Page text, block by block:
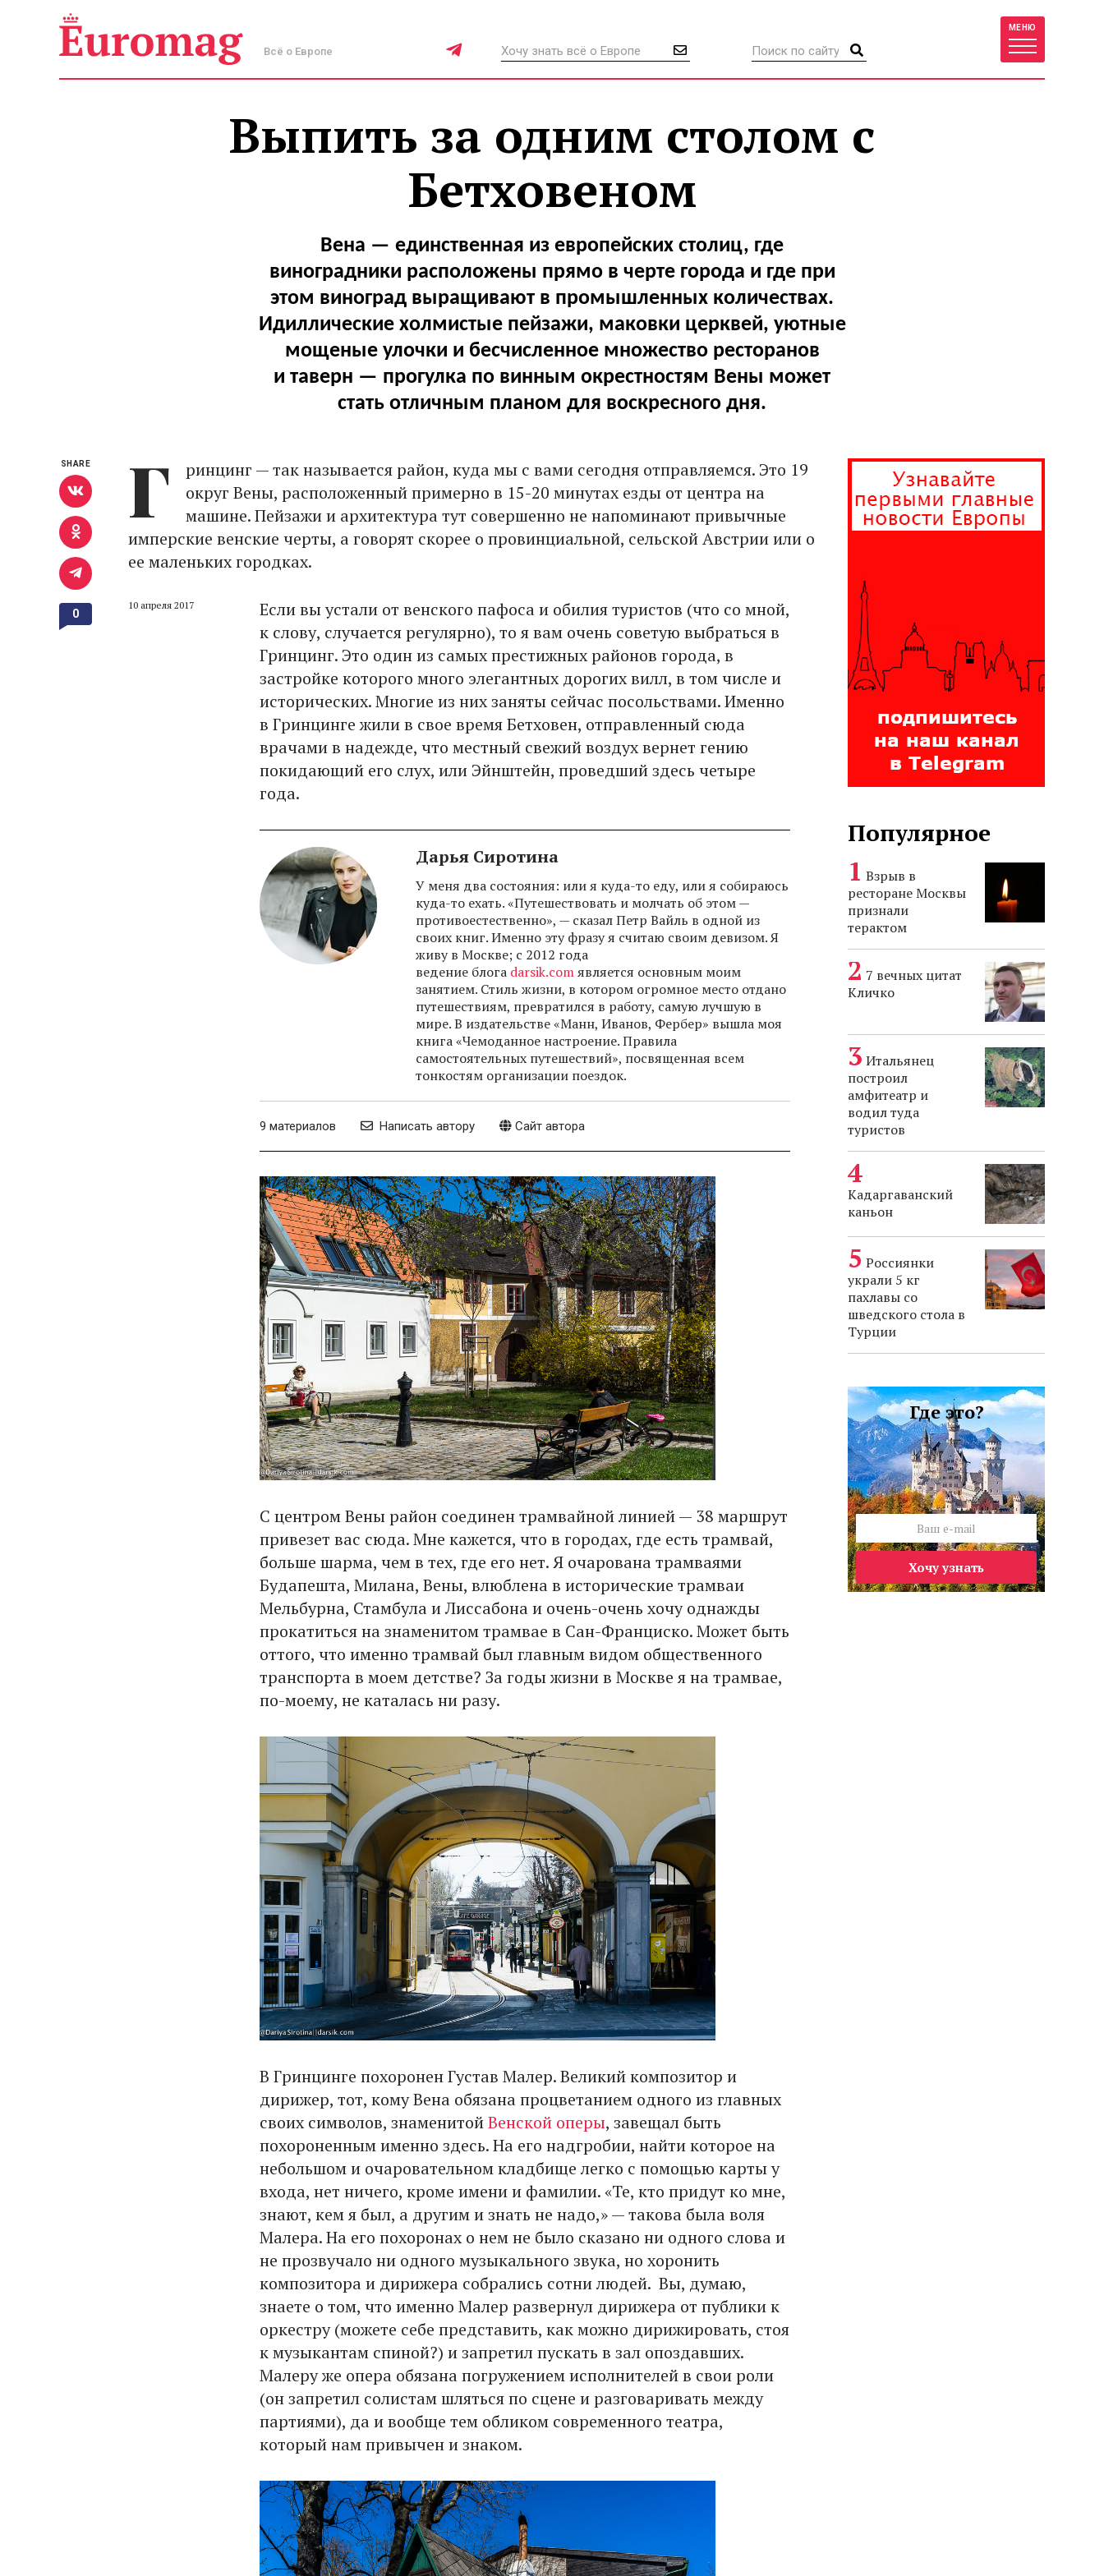
Всё о Европе
МЕНЮ
Выпить за одним столом с
Бетховеном
Вена — единственная из европейских столиц, где
виноградники расположены прямо в черте города и где при
этом виноград выращивают в промышленных количествах.
Идиллические холмистые пейзажи, маковки церквей, уютные
мощеные улочки и бесчисленное множество ресторанов
и таверн — прогулка по винным окрестностям Вены может
стать отличным планом для воскресного дня.
Г
ринцинг — так называется район, куда мы с вами сегодня отправляемся. Это 19
округ Вены, расположенный примерно в 15-20 минутах езды от центра на
машине. Пейзажи и архитектура тут совершенно не напоминают привычные
имперские венские черты, а говорят скорее о провинциальной, сельской Австрии или о
ее маленьких городках.
10 апреля 2017
Если вы устали от венского пафоса и обилия туристов (что со мной,
к слову, случается регулярно), то я вам очень советую выбраться в
Гринцинг. Это один из самых престижных районов города, в
застройке которого много элегантных дорогих вилл, в том числе и
исторических. Многие из них заняты сейчас посольствами. Именно
в Гринцинге жили в свое время Бетховен, отправленный сюда
врачами в надежде, что местный свежий воздух вернет гению
покидающий его слух, или Эйнштейн, проведший здесь четыре
года.
Дарья Сиротина
У меня два состояния: или я куда-то еду, или я собираюсь
куда-то ехать. «Путешествовать и молчать об этом —
противоестественно», — сказал Петр Вайль в одной из
своих книг. Именно эту фразу я считаю своим девизом. Я
живу в Москве; с 2012 года
ведение блога darsik.comявляется основным моим
занятием. Стиль жизни, в котором огромное место отдано
путешествиям, превратился в работу, самую лучшую в
мире. В издательстве «Манн, Иванов, Фербер» вышла моя
книга «Чемоданное настроение. Правила
самостоятельных путешествий», посвященная всем
тонкостям организации поездок.
9 материалов Написать автору Сайт автора
С центром Вены район соединен трамвайной линией — 38 маршрут
привезет вас сюда. Мне кажется, что в городах, где есть трамвай,
больше шарма, чем в тех, где его нет. Я очарована трамваями
Будапешта, Милана, Вены, влюблена в исторические трамваи
Мельбурна, Стамбула и Лиссабона и очень-очень хочу однажды
прокатиться на знаменитом трамвае в Сан-Франциско. Может быть
оттого, что именно трамвай был главным видом общественного
транспорта в моем детстве? За годы жизни в Москве я на трамвае,
по-моему, не каталась ни разу.
В Гринцинге похоронен Густав Малер. Великий композитор и
дирижер, тот, кому Вена обязана процветанием одного из главных
своих символов, знаменитойВенской оперы, завещал быть
похороненным именно здесь. На его надгробии, найти которое на
небольшом и очаровательном кладбище легко с помощью карты у
входа, нет ничего, кроме имени и фамилии. «Те, кто придут ко мне,
знают, кем я был, а другим и знать не надо,» — такова была воля
Малера. На его похоронах о нем не было сказано ни одного слова и
не прозвучало ни одного музыкального звука, но хоронить
композитора и дирижера собрались сотни людей. Вы, думаю,
знаете о том, что именно Малер развернул дирижера от публики к
оркестру (можете себе представить, как можно дирижировать, стоя
к музыкантам спиной?) и запретил пускать в зал опоздавших.
Малеру же опера обязана погружением исполнителей в свои роли
(он запретил солистам шляться по сцене и разговаривать между
партиями), да и вообще тем обликом современного театра,
который нам привычен и знаком.
SHARE
0
Популярное
Взрыв в
ресторане Москвы
признали
терактом
7 вечных цитат
Кличко
Итальянец
построил
амфитеатр и
водил туда
туристов
Кадаргаванский
каньон
Россиянки
украли 5 кг
пахлавы со
шведского стола в
Турции
Где это?
Хочу узнать